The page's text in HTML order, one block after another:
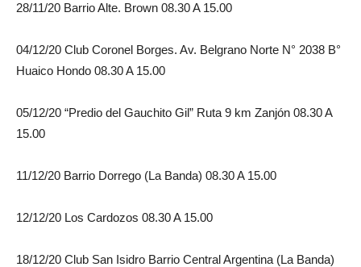
28/11/20 Barrio Alte. Brown 08.30 A 15.00
04/12/20 Club Coronel Borges. Av. Belgrano Norte N° 2038 B°
Huaico Hondo 08.30 A 15.00
05/12/20 “Predio del Gauchito Gil” Ruta 9 km Zanjón 08.30 A
15.00
11/12/20 Barrio Dorrego (La Banda) 08.30 A 15.00
12/12/20 Los Cardozos 08.30 A 15.00
18/12/20 Club San Isidro Barrio Central Argentina (La Banda)